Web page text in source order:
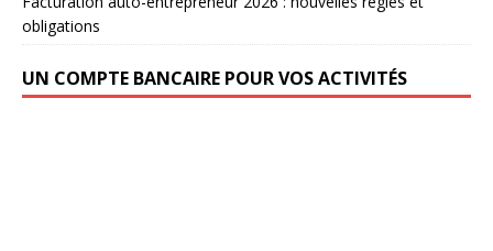
obligations
UN COMPTE BANCAIRE POUR VOS ACTIVITÉS